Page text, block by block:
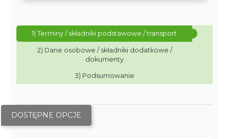
1) Terminy / składniki podstawowe / transport
2) Dane osobowe / składniki dodatkowe /
dokumenty
3) Podsumowanie
DOSTĘPNE OPCJE